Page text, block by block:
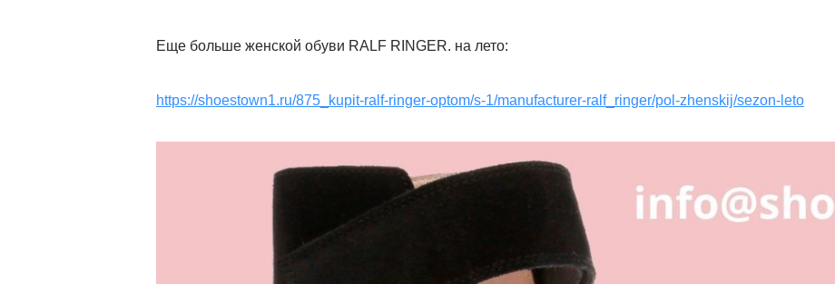
Еще больше женской обуви RALF RINGER. на лето:
https://shoestown1.ru/875_kupit-ralf-ringer-optom/s-1/manufacturer-ralf_ringer/pol-zhenskij/sezon-leto